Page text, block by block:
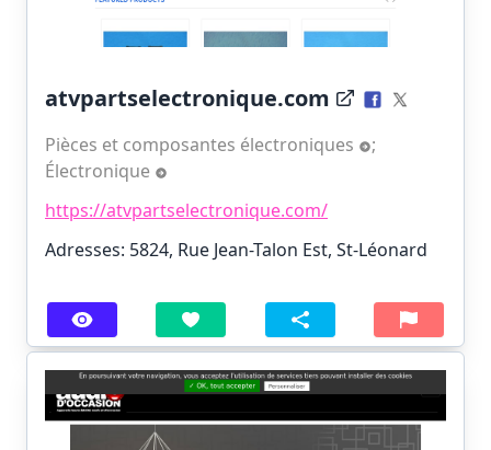
atvpartselectronique.com
Pièces et composantes électroniques
;
Électronique
https://atvpartselectronique.com/
Adresses: 5824, Rue Jean-Talon Est, St-Léonard